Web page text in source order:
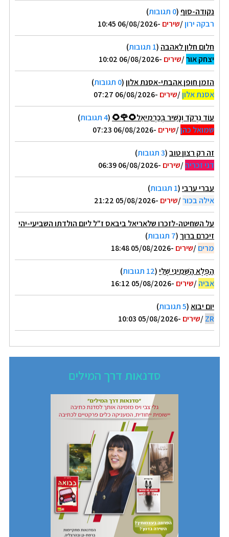
נקודה-סוף (0 תגובות
)
רבקה ירון/שירים -06/08/2026 10:45
חלום חלון לאהבה (1 תגובות
)
יצחק אור/שירים -06/08/2026 10:02
הזמן חופן אהבתי-אסנת אלון(0 תגובות
)
אסנת אלון/שירים -06/08/2026 07:27
עוֹד נִרְקֹד וְנָשִׁיר בְּכַרְמִיאֵל🌻🌹🌻 (4 תגובות
)
שמואל כהן/שירים -06/08/2026 07:23
זה רק רצון טוב(3 תגובות
)
דני זכריה/שירים -06/08/2026 06:39
עברי ערבי(1 תגובות
)
אילה בכור/שירים -05/08/2026 21:22
על השחיטה-לזכרו שלאריאל ביבאס ז"ל ליום הולדתו השביעי-יהי
זיכרם ברוך(7 תגובות
)
מרים/שירים -05/08/2026 18:48
הַפֶּלֶא הַשְּׁמִינִי שֶׁלִּי(12 תגובות
)
אביה/שירים -05/08/2026 16:12
יום יבוא(5 תגובות
)
ZR
/שירים -05/08/2026 10:03
סדנאות דרך המילים